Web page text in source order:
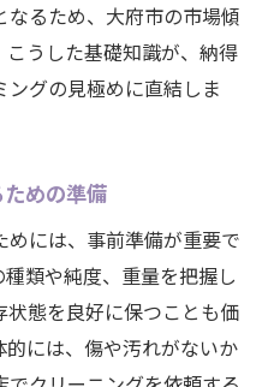
なるため、大府市の市場傾
うした基礎知識が、納得
グの見極めに直結しま
めの準備
には、事前準備が重要で
類や純度、重量を把握し
態を良好に保つことも価
には、傷や汚れがないか